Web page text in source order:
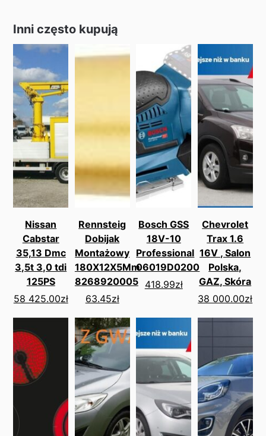
Inni często kupują
Nissan
Cabstar
35,13 Dmc
3,5t 3,0 tdi
125PS
58 425.00zł
Rennsteig
Dobijak
Montażowy
180X12X5Mm
8268920005
63.45zł
Bosch GSS
18V-10
Professional
06019D0200
418.99zł
Chevrolet
Trax 1.6
16V , Salon
Polska,
GAZ, Skóra
38 000.00zł